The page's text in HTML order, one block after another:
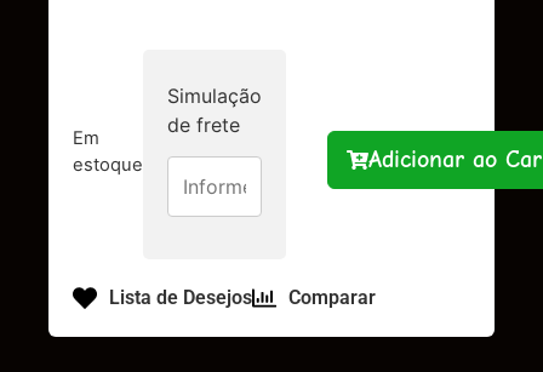
Em
estoque
Simulação
de frete
Adicionar ao
Lista de Desejos Comparar